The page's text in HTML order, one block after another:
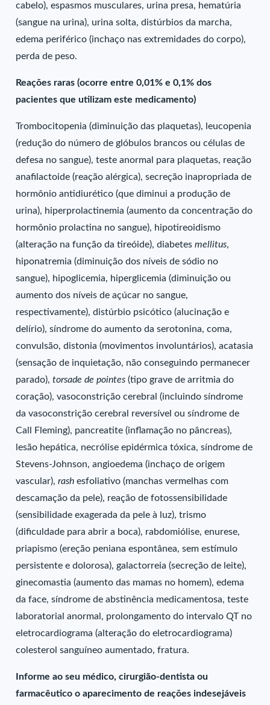
cabelo), espasmos musculares, urina presa, hematúria
(sangue na urina), urina solta, distúrbios da marcha,
edema periférico (inchaço nas extremidades do corpo),
perda de peso.
Reações raras (ocorre entre 0,01% e 0,1% dos
pacientes que utilizam este medicamento)
Trombocitopenia (diminuição das plaquetas), leucopenia
(redução do número de glóbulos brancos ou células de
defesa no sangue), teste anormal para plaquetas, reação
anafilactoide (reação alérgica), secreção inapropriada de
hormônio antidiurético (que diminui a produção de
urina), hiperprolactinemia (aumento da concentração do
hormônio prolactina no sangue), hipotireoidismo
(alteração na função da tireóide), diabetesmellitus,
hiponatremia (diminuição dos níveis de sódio no
sangue), hipoglicemia, hiperglicemia (diminuição ou
aumento dos níveis de açúcar no sangue,
respectivamente), distúrbio psicótico (alucinação e
delírio), síndrome do aumento da serotonina, coma,
convulsão, distonia (movimentos involuntários), acatasia
(sensação de inquietação, não conseguindo permanecer
parado),torsade de pointes(tipo grave de arritmia do
coração), vasoconstrição cerebral (incluindo síndrome
da vasoconstrição cerebral reversível ou síndrome de
Call Fleming), pancreatite (inflamação no pâncreas),
lesão hepática, necrólise epidérmica tóxica, síndrome de
Stevens-Johnson, angioedema (inchaço de origem
vascular),rash esfoliativo (manchas vermelhas com
descamação da pele), reação de fotossensibilidade
(sensibilidade exagerada da pele à luz), trismo
(dificuldade para abrir a boca), rabdomiólise, enurese,
priapismo (ereção peniana espontânea, sem estímulo
persistente e dolorosa), galactorreia (secreção de leite),
ginecomastia (aumento das mamas no homem), edema
da face, síndrome de abstinência medicamentosa, teste
laboratorial anormal, prolongamento do intervalo QT no
eletrocardiograma (alteração do eletrocardiograma)
colesterol sanguíneo aumentado, fratura.
Informe ao seu médico, cirurgião-dentista ou
farmacêutico o aparecimento de reações indesejáveis